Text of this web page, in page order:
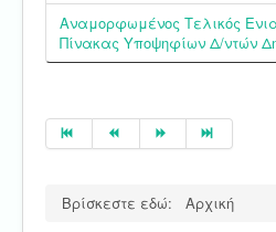
Αναμορφωμένος Τελικός
Πίνακας Υποψηφίων Δ/ντών
Βρίσκεστε εδώ: Αρχική